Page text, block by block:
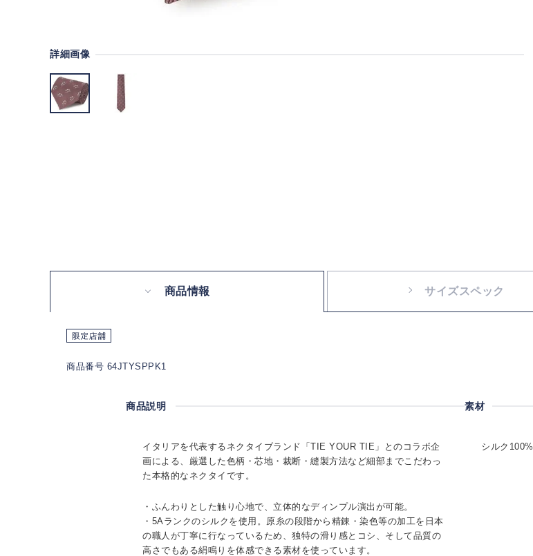
詳細画像
商品情報 サイズスペック
商品番号 64JTYSPPK1
商品説明
イタリアを代表するネクタイブランド「TIE YOUR TIE」とのコラボ企
画による、厳選した色柄・芯地・裁断・縫製方法など細部までこだわっ
た本格的なネクタイです。
・ふんわりとした触り心地で、立体的なディンプル演出が可能。
・5Aランクのシルクを使用。原糸の段階から精錬・染色等の加工を日本
の職人が丁寧に行なっているため、独特の滑り感とコシ、そして品質の
高さでもある絹鳴りを体感できる素材を使っています。
素材
シルク100%